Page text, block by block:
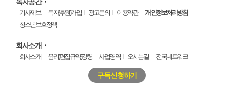
기사제보 독자(후원)가입 광고문의 이용약관
개인정보처리방침
청소년보호정책
회사소개
회사소개 윤리(편집규약)강령 사업영역 오시는길 전국네트워크
구독신청하기